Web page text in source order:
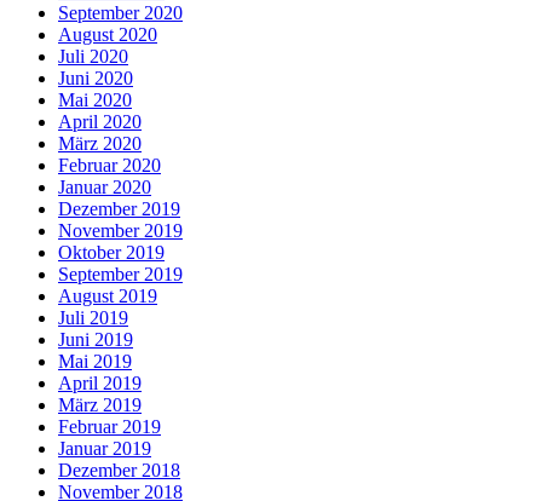
September 2020
August 2020
Juli 2020
Juni 2020
Mai 2020
April 2020
März 2020
Februar 2020
Januar 2020
Dezember 2019
November 2019
Oktober 2019
September 2019
August 2019
Juli 2019
Juni 2019
Mai 2019
April 2019
März 2019
Februar 2019
Januar 2019
Dezember 2018
November 2018